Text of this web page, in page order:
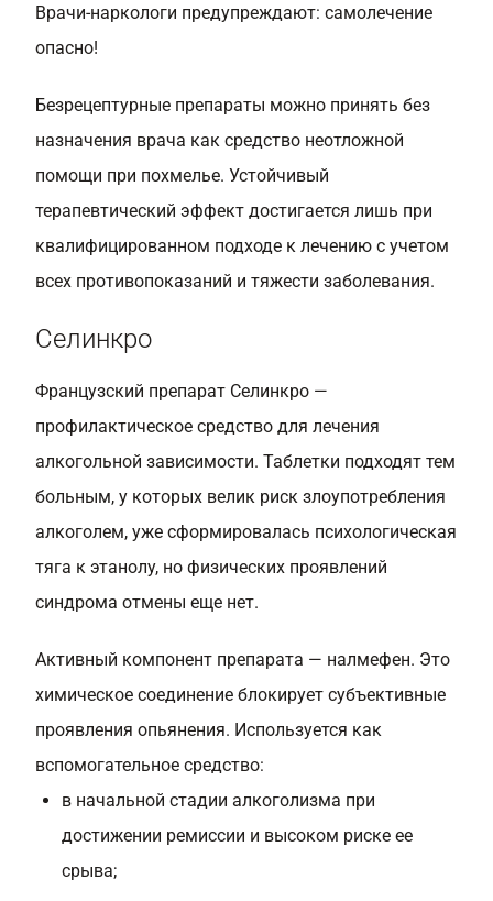
Врачи-наркологи предупреждают: самолечение
опасно!
Безрецептурные препараты можно принять без
назначения врача как средство неотложной
помощи при похмелье. Устойчивый
терапевтический эффект достигается лишь при
квалифицированном подходе к лечению с учетом
всех противопоказаний и тяжести заболевания.
Селинкро
Французский препарат Селинкро —
профилактическое средство для лечения
алкогольной зависимости. Таблетки подходят тем
больным, у которых велик риск злоупотребления
алкоголем, уже сформировалась психологическая
тяга к этанолу, но физических проявлений
синдрома отмены еще нет.
Активный компонент препарата — налмефен. Это
химическое соединение блокирует субъективные
проявления опьянения. Используется как
вспомогательное средство:
в начальной стадии алкоголизма при
достижении ремиссии и высоком риске ее
срыва;